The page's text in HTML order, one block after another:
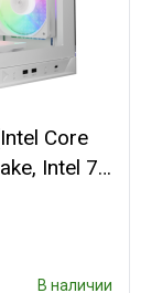
Core
Intel 7,
(2
В наличии